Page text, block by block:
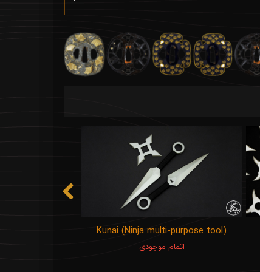
Kunai (Ninja multi-purpose tool)
اتمام موجودی